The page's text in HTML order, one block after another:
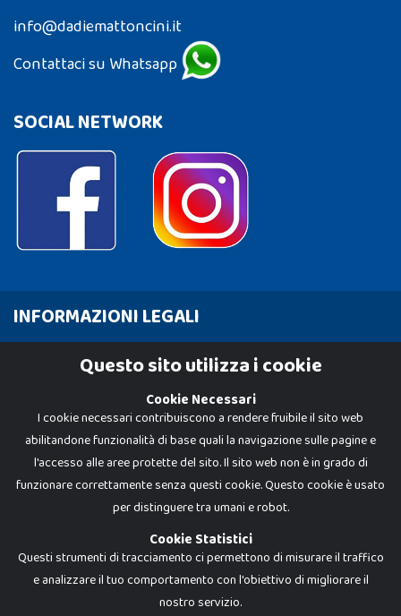
info@dadiemattoncini.it
Contattaci su Whatsapp
SOCIAL NETWORK
INFORMAZIONI LEGALI
Cookie Policy
Dadi e Mattoncini è un brand di Giocabene Srl. Ogni riproduzione o utilizzo non
Questo sito utilizza i cookie
Cookie Necessari
I cookie necessari contribuiscono a rendere fruibile il sito web
abilitandone funzionalità di base quali la navigazione sulle pagine e
l'accesso alle aree protette del sito. Il sito web non è in grado di
funzionare correttamente senza questi cookie. Questo cookie è usato
per distinguere tra umani e robot.
Cookie Statistici
Questi strumenti di tracciamento ci permettono di misurare il traffico
e analizzare il tuo comportamento con l'obiettivo di migliorare il
nostro servizio.